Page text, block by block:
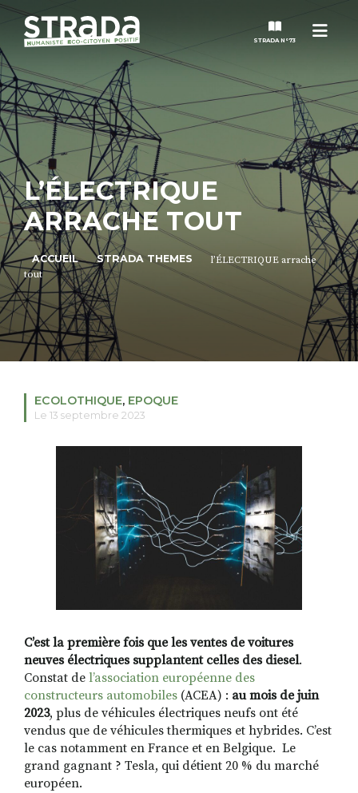
STRADA N°73
STRADA
MAGAZINES
NOS THÈMES
STRADA’DATES
ALTER STRADA
ROSÉE DE MAI
RECHERCHER
LINKEDINYOUTUBE
L’ÉLECTRIQUE
ARRACHE TOUT
ACCUEIL STRADA THEMES
l’ÉLECTRIQUE arrache
tout
ECOLOTHIQUE, EPOQUE
Le 13 septembre 2023
C’est la première fois que les ventes de voitures
neuves électriques supplantent celles des diesel.
Constat de l’association européenne des
constructeurs automobiles (ACEA) : au mois de juin
2023, plus de véhicules électriques neufs ont été
vendus que de véhicules thermiques et hybrides. C’est
le cas notamment en France et en Belgique. Le
grand gagnant ? Tesla, qui détient 20 % du marché
européen.